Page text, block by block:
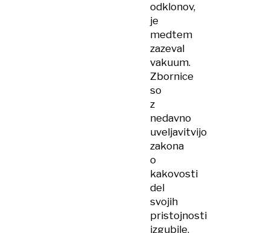
odklonov,
je
medtem
zazeval
vakuum.
Zbornice
so
z
nedavno
uveljavitvijo
zakona
o
kakovosti
del
svojih
pristojnosti
izgubile,